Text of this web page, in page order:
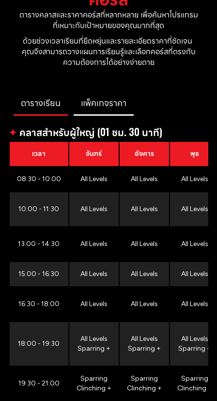
ตารางคลาสและราคาคอร์สที่หลากหลาย เพื่อค้นหาโปรแกรม
ที่เหมาะกับเป้าหมายของคุณมากที่สุด
ด้วยช่วงเวลาเรียนที่ยืดหยุ่นและรายละเอียดราคาที่ชัดเจน
คุณจึงสามารถวางแผนการเรียนรู้และเลือกคอร์สที่ตรงกับ
ความต้องการได้อย่างง่ายดาย
ตารางเรียน แพ็คเกจราคา
✦ คลาสสำหรับผู้ใหญ่ (01 ชม. 30 นาที)
เวลา จันทร์ อังคาร พุธ
08:30 - 10:00 All Levels All Levels All Levels
10:00 - 11:30 All Levels All Levels All Levels
13:00 - 14:30 All Levels All Levels All Levels
15:00 - 16:30 All Levels All Levels All Levels
16:30 - 18:00 All Levels All Levels All Levels
18:00 - 19:30
All Levels
Sparring +
All Levels
Sparring +
All Levels
Sparring +
19:30 - 21:00
Sparring
Clinching +
Sparring
Clinching +
Sparring
Clinching +